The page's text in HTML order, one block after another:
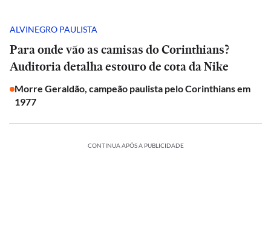
ALVINEGRO PAULISTA
Para onde vão as camisas do Corinthians?
Auditoria detalha estouro de cota da Nike
Morre Geraldão, campeão paulista pelo Corinthians em
1977
CONTINUA APÓS A PUBLICIDADE